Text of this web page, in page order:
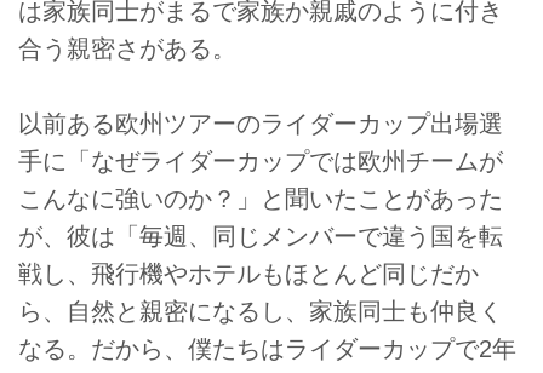
は家族同士がまるで家族か親戚のように付き
合う親密さがある。
以前ある欧州ツアーのライダーカップ出場選
手に「なぜライダーカップでは欧州チームが
こんなに強いのか？」と聞いたことがあった
が、彼は「毎週、同じメンバーで違う国を転
戦し、飛行機やホテルもほとんど同じだか
ら、自然と親密になるし、家族同士も仲良く
なる。だから、僕たちはライダーカップで2年